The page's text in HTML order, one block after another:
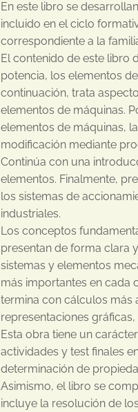
En este libro se
incluido en el ciclo
correspondiente a la
El contenido de este libro
potencia, los elementos
continuación, trata
elementos de máquinas.
elementos de máquinas,
modificación mediante
Continúa con una
elementos. Finalmente,
los sistemas de
industriales.
Los conceptos
presentan de forma clara
sistemas y elementos
más importantes en cada
termina con cálculos más
representaciones
Esta obra tiene un
actividades y test finales
determinación de
Asimismo, el libro se
incluye la resolución de